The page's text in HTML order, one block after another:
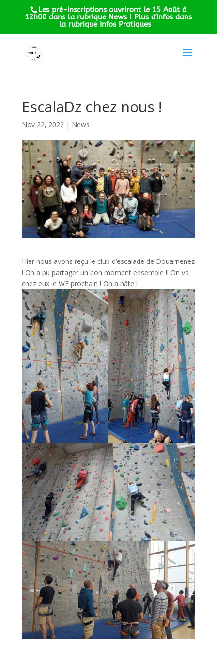
Les pré-inscriptions ouvriront le 15 Août à
12h00 dans la rubrique News ! Plus d'infos dans
la rubrique Infos Pratiques
EscalaDz chez nous !
Nov 22, 2022| News
Hier nous avons reçu le club d’escalade de Douarnenez
! On a pu partager un bon moment ensemble !! On va
chez eux le WE prochain ! On a hâte !